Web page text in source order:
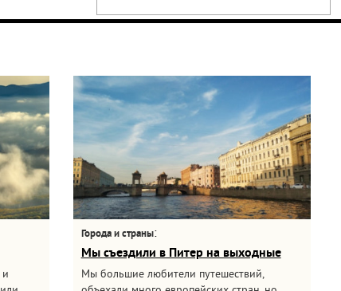
Города и страны:
Мы съездили в Питер на выходные
Мы большие любители путешествий,